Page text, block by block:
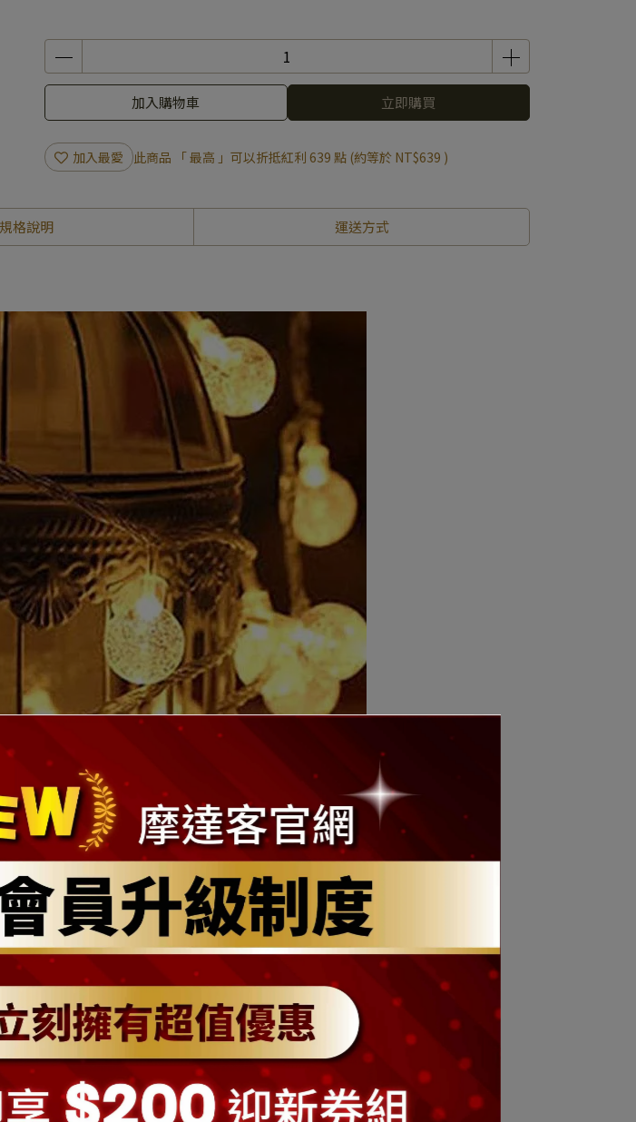
加入購物車 立即購買
加入最愛 此商品 「 最高 」可以折抵紅利 639 點 (約等於 NT$639 )
規格說明 運送方式